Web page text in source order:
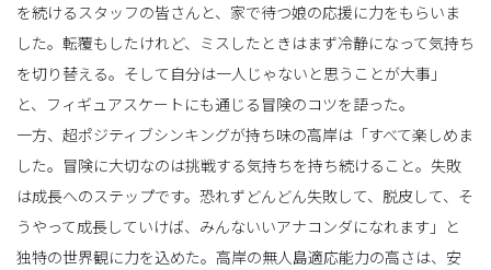
を続けるスタッフの皆さんと、家で待つ娘の応援に力をもらいま
した。転覆もしたけれど、ミスしたときはまず冷静になって気持ち
を切り替える。そして自分は一人じゃないと思うことが大事」
と、フィギュアスケートにも通じる冒険のコツを語った。
一方、超ポジティブシンキングが持ち味の高岸は「すべて楽しめま
した。冒険に大切なのは挑戦する気持ちを持ち続けること。失敗
は成長へのステップです。恐れずどんどん失敗して、脱皮して、そ
うやって成長していけば、みんないいアナコンダになれます」と
独特の世界観に力を込めた。高岸の無人島適応能力の高さは、安